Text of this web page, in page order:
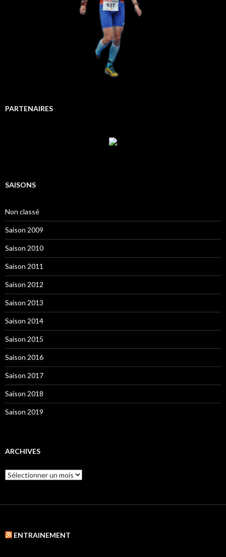
PARTENAIRES
SAISONS
Non classé
Saison 2009
Saison 2010
Saison 2011
Saison 2012
Saison 2013
Saison 2014
Saison 2015
Saison 2016
Saison 2017
Saison 2018
Saison 2019
ARCHIVES
Archives
ENTRAINEMENT